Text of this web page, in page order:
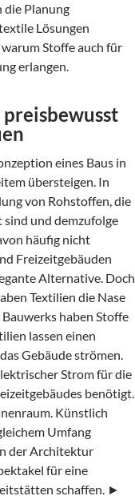
die Planung
Lösungen
Stoffe auch für
erlangen.
eines Baus in
übersteigen. In
von Rohstoffen, die
sind und demzufolge
häufig nicht
Freizeitgebäuden
Alternative. Doch
Textilien die Nase
haben Stoffe
lassen einen
Gebäude strömen.
Strom für die
benötigt.
Künstlich
Umfang
der Architektur
für eine
schaffen. ►